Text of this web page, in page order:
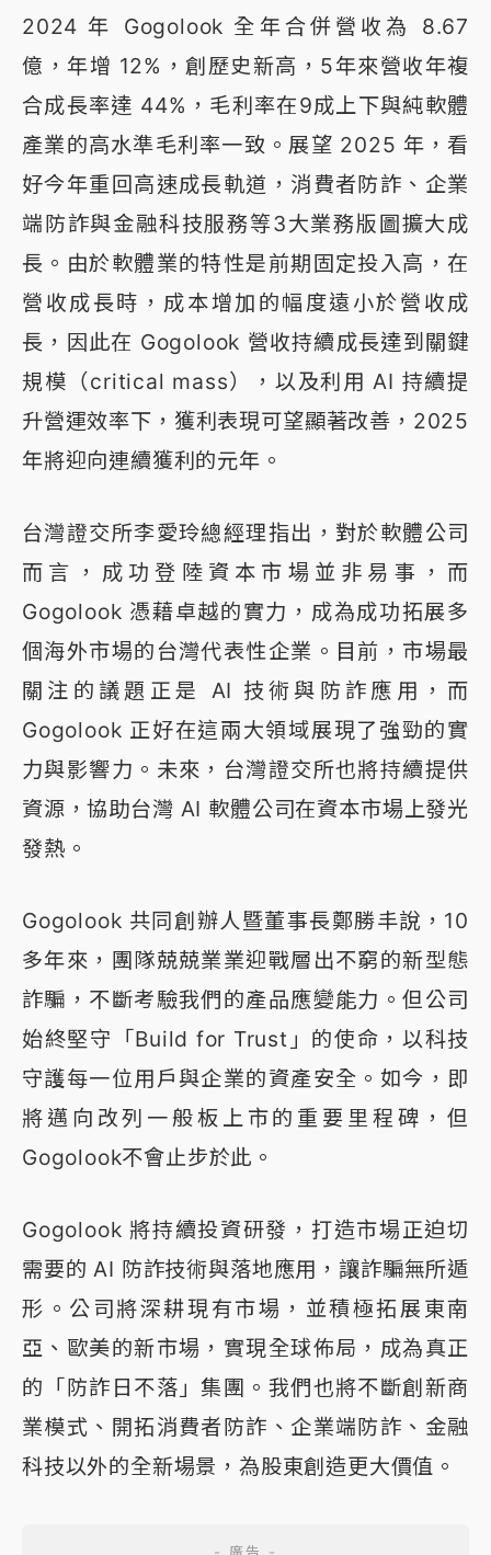
2024 年 Gogolook 全年合併營收為 8.67
億，年增 12%，創歷史新高，5年來營收年複
合成長率達 44%，毛利率在9成上下與純軟體
產業的高水準毛利率一致。展望 2025 年，看
好今年重回高速成長軌道，消費者防詐、企業
端防詐與金融科技服務等3大業務版圖擴大成
長。由於軟體業的特性是前期固定投入高，在
營收成長時，成本增加的幅度遠小於營收成
長，因此在 Gogolook 營收持續成長達到關鍵
規模（critical mass），以及利用 AI 持續提
升營運效率下，獲利表現可望顯著改善，2025
年將迎向連續獲利的元年。
台灣證交所李愛玲總經理指出，對於軟體公司
而言，成功登陸資本市場並非易事，而
Gogolook 憑藉卓越的實力，成為成功拓展多
個海外市場的台灣代表性企業。目前，市場最
關注的議題正是 AI 技術與防詐應用，而
Gogolook 正好在這兩大領域展現了強勁的實
力與影響力。未來，台灣證交所也將持續提供
資源，協助台灣 AI 軟體公司在資本市場上發光
發熱。
Gogolook 共同創辦人暨董事長鄭勝丰說，10
多年來，團隊兢兢業業迎戰層出不窮的新型態
詐騙，不斷考驗我們的產品應變能力。但公司
始終堅守「Build for Trust」的使命，以科技
守護每一位用戶與企業的資產安全。如今，即
將邁向改列一般板上市的重要里程碑，但
Gogolook不會止步於此。
Gogolook 將持續投資研發，打造市場正迫切
需要的 AI 防詐技術與落地應用，讓詐騙無所遁
形。公司將深耕現有市場，並積極拓展東南
亞、歐美的新市場，實現全球佈局，成為真正
的「防詐日不落」集團。我們也將不斷創新商
業模式、開拓消費者防詐、企業端防詐、金融
科技以外的全新場景，為股東創造更大價值。